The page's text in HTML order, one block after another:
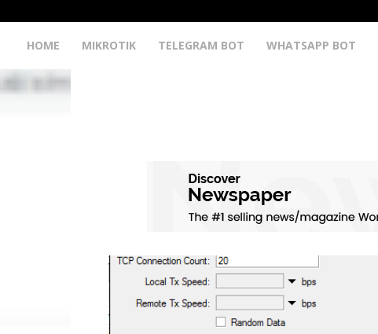
HOME MIKROTIK TELEGRAM BOT WHATSAPP BOT